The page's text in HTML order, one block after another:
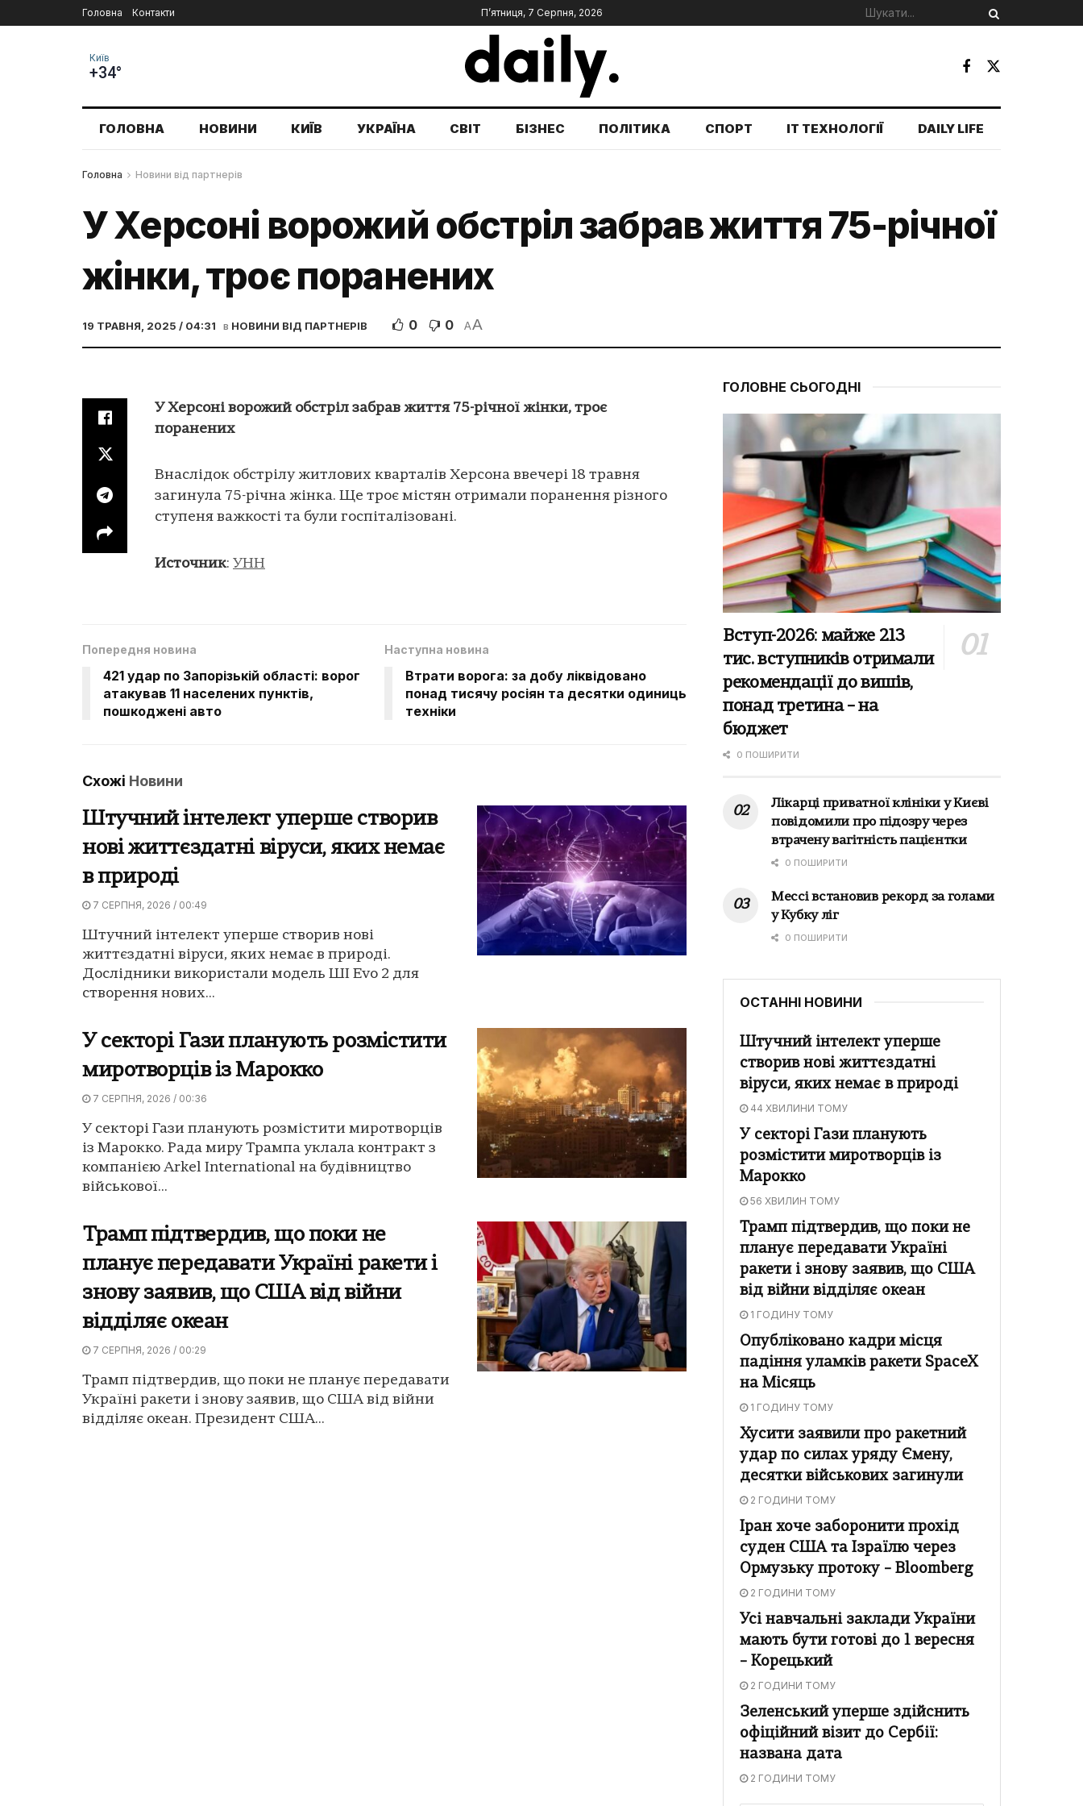
Головна Контакти П’ятниця, 7 Серпня, 2026
Київ
+34°
ГОЛОВНА НОВИНИ КИЇВ УКРАЇНА СВІТ БІЗНЕС ПОЛІТИКА СПОРТ IT ТЕХНОЛОГІЇ DAILY LIFE
Головна Новини від партнерів
У Херсоні ворожий обстріл забрав життя 75-річної
жінки, троє поранених
19 ТРАВНЯ, 2025 / 04:31 в НОВИНИ ВІД ПАРТНЕРІВ 0 0 AA
У Херсоні ворожий обстріл забрав життя 75-річної жінки, троє
поранених
Внаслідок обстрілу житлових кварталів Херсона ввечері 18 травня
загинула 75-річна жінка. Ще троє містян отримали поранення різного
ступеня важкості та були госпіталізовані.
Источник: УНН
Попередня новина
421 удар по Запорізькій області: ворог
атакував 11 населених пунктів,
пошкоджені авто
Наступна новина
Втрати ворога: за добу ліквідовано
понад тисячу росіян та десятки одиниць
техніки
Схожі Новини
Штучний інтелект уперше створив
нові життєздатні віруси, яких немає
в природі
7 СЕРПНЯ, 2026 / 00:49
Штучний інтелект уперше створив нові
життєздатні віруси, яких немає в природі.
Дослідники використали модель ШІ Evo 2 для
створення нових...
У секторі Гази планують розмістити
миротворців із Марокко
7 СЕРПНЯ, 2026 / 00:36
У секторі Гази планують розмістити миротворців
із Марокко. Рада миру Трампа уклала контракт з
компанією Arkel International на будівництво
військової...
Трамп підтвердив, що поки не
планує передавати Україні ракети і
знову заявив, що США від війни
відділяє океан
7 СЕРПНЯ, 2026 / 00:29
Трамп підтвердив, що поки не планує передавати
Україні ракети і знову заявив, що США від війни
відділяє океан. Президент США...
ГОЛОВНЕ СЬОГОДНІ
Вступ-2026: майже 213
тис. вступників отримали
рекомендації до вишів,
понад третина – на
бюджет
0 ПОШИРИТИ
Лікарці приватної клініки у Києві
повідомили про підозру через
втрачену вагітність пацієнтки
0 ПОШИРИТИ
Мессі встановив рекорд за голами
у Кубку ліг
0 ПОШИРИТИ
ОСТАННІ НОВИНИ
Штучний інтелект уперше
створив нові життєздатні
віруси, яких немає в природі
44 ХВИЛИНИ ТОМУ
У секторі Гази планують
розмістити миротворців із
Марокко
56 ХВИЛИН ТОМУ
Трамп підтвердив, що поки не
планує передавати Україні
ракети і знову заявив, що США
від війни відділяє океан
1 ГОДИНУ ТОМУ
Опубліковано кадри місця
падіння уламків ракети SpaceX
на Місяць
1 ГОДИНУ ТОМУ
Хусити заявили про ракетний
удар по силах уряду Ємену,
десятки військових загинули
2 ГОДИНИ ТОМУ
Іран хоче заборонити прохід
суден США та Ізраїлю через
Ормузьку протоку – Bloomberg
2 ГОДИНИ ТОМУ
Усі навчальні заклади України
мають бути готові до 1 вересня
– Корецький
2 ГОДИНИ ТОМУ
Зеленський уперше здійснить
офіційний візит до Сербії:
названа дата
2 ГОДИНИ ТОМУ